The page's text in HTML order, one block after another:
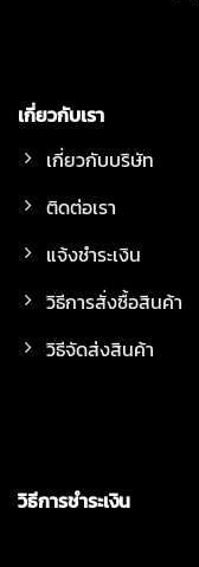
เกี่ยวกับเรา
เกี่ยวกับบริษัท
ติดต่อเรา
แจ้งชำระเงิน
วิธีการสั่งซื้อสินค้า
วิธีจัดส่งสินค้า
วิธีการชำระเงิน